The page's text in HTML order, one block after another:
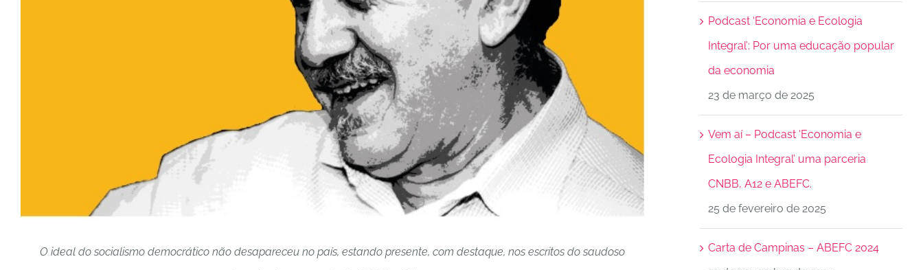
O ideal do socialismo democrático não desapareceu no país, estando presente, com destaque, nos escritos do saudoso
Podcast ‘Economia e Ecologia
Integral’: Por uma educação popular
da economia
23 de março de 2025
Vem aí – Podcast ‘Economia e
Ecologia Integral’ uma parceria
CNBB, A12 e ABEFC.
25 de fevereiro de 2025
Carta de Campinas – ABEFC 2024